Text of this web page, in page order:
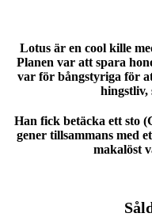
Lotus är en cool kille
Planen var att spara
var för bångstyriga för
hingstliv,
Han fick betäcka ett sto
gener tillsammans med
makalöst